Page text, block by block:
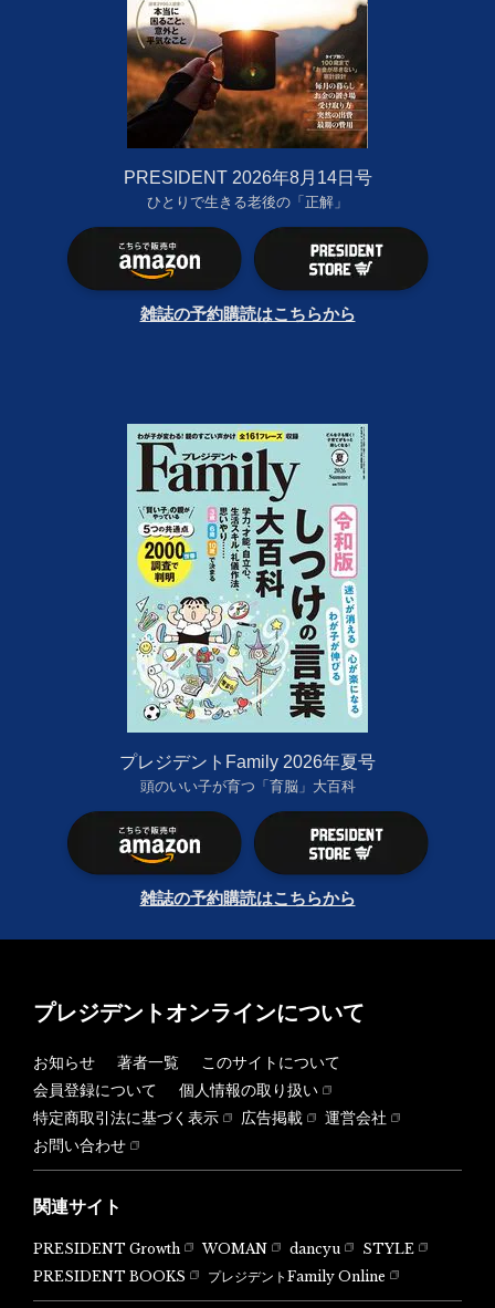
PRESIDENT 2026年8月14日号
ひとりで生きる老後の「正解」
雑誌の予約購読はこちらから
プレジデントFamily 2026年夏号
頭のいい子が育つ「育脳」大百科
雑誌の予約購読はこちらから
プレジデントオンラインについて
お知らせ 著者一覧
このサイトについて
会員登録について
個人情報の取り扱い
特定商取引法に基づく表示
広告掲載
運営会社
お問い合わせ
関連サイト
PRESIDENT Growth WOMAN dancyu
STYLE
PRESIDENT BOOKS
プレジデントFamily Online